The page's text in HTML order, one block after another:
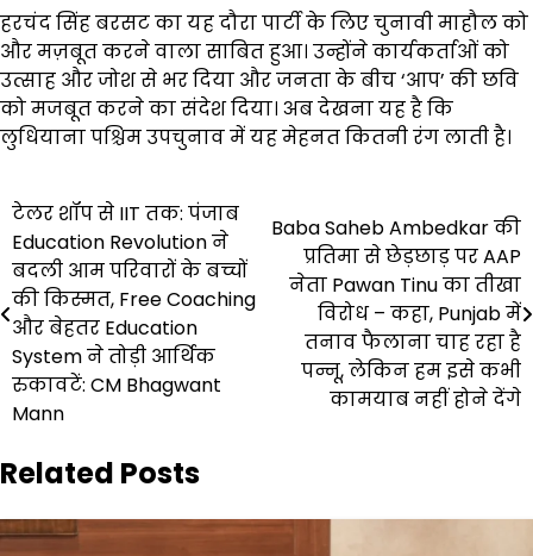
हरचंद सिंह बरसट का यह दौरा पार्टी के लिए चुनावी माहौल को
और मज़बूत करने वाला साबित हुआ। उन्होंने कार्यकर्ताओं को
उत्साह और जोश से भर दिया और जनता के बीच ‘आप’ की छवि
को मजबूत करने का संदेश दिया। अब देखना यह है कि
लुधियाना पश्चिम उपचुनाव में यह मेहनत कितनी रंग लाती है।
Post
navigation
टेलर शॉप से IIT तक: पंजाब
Education Revolution ने
बदली आम परिवारों के बच्चों
की किस्मत, Free Coaching
और बेहतर Education
System ने तोड़ी आर्थिक
रुकावटें: CM Bhagwant
Mann
Baba Saheb Ambedkar की
प्रतिमा से छेड़छाड़ पर AAP
नेता Pawan Tinu का तीखा
विरोध – कहा, Punjab में
तनाव फैलाना चाह रहा है
पन्नू, लेकिन हम इसे कभी
कामयाब नहीं होने देंगे
Related Posts